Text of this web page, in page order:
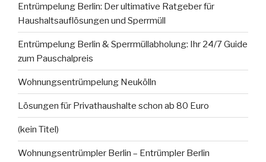
Entrümpelung Berlin: Der ultimative Ratgeber für
Haushaltsauflösungen und Sperrmüll
Entrümpelung Berlin & Sperrmüllabholung: Ihr 24/7 Guide
zum Pauschalpreis
Wohnungsentrümpelung Neukölln
Lösungen für Privathaushalte schon ab 80 Euro
(kein Titel)
Wohnungsentrümpler Berlin – Entrümpler Berlin